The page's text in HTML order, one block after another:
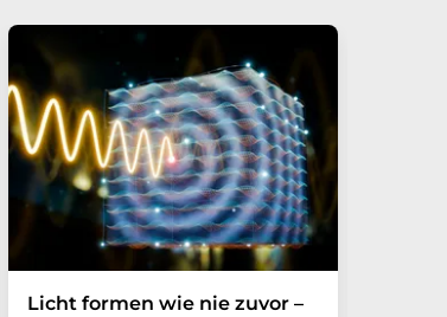
Licht formen wie nie zuvor –